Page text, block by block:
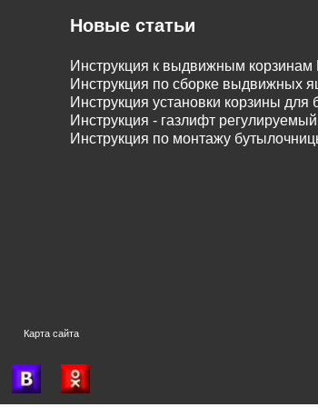
Новые статьи
Инструкция к выдвижным корзинам
Инструкция по сборке выдвижных
Инструкция установки корзины для
Инструкция - газлифт
Инструкция по монтажу
Карта сайта